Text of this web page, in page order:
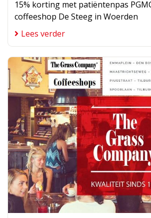
15% korting met patiëntenpas
coffeeshop De Steeg in Woerden
Lees verder